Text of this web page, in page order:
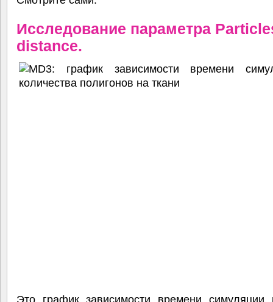
Исследование параметра
distance.
Это график зависимости времени